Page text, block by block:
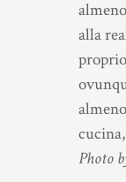
alla
Photo